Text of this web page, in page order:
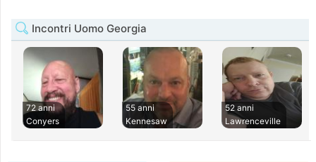
Incontri Uomo Georgia
72 anni
Conyers
55 anni
Kennesaw
52 anni
Lawrenceville